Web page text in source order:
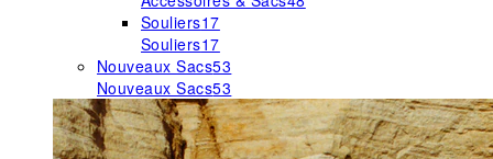
Souliers17
Souliers17
Nouveaux Sacs53
Nouveaux Sacs53